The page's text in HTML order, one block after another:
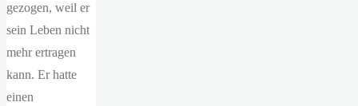
gezogen, weil er
sein Leben nicht
mehr ertragen
kann. Er hatte
einen